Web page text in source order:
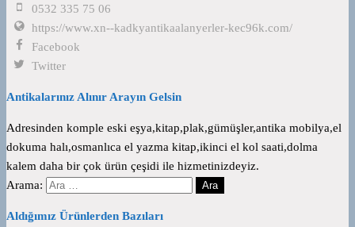
0532 335 75 06
https://www.xn--kadkyantikaalanyerler-kec96k.com/
Facebook
Twitter
Antikalarınız Alınır Arayın Gelsin
Adresinden komple eski eşya,kitap,plak,gümüşler,antika mobilya,el
dokuma halı,osmanlıca el yazma kitap,ikinci el kol saati,dolma
kalem daha bir çok ürün çeşidi ile hizmetinizdeyiz.
Arama:
Aldığımız Ürünlerden Bazıları